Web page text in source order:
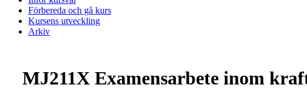
Förbereda och gå kurs
Kursens utveckling
Arkiv
MJ211X Examensarbete inom